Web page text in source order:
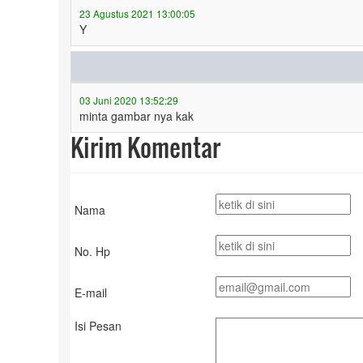
23 Agustus 2021 13:00:05
Y
03 Juni 2020 13:52:29
minta gambar nya kak
Kirim Komentar
Nama
No. Hp
E-mail
Isi Pesan